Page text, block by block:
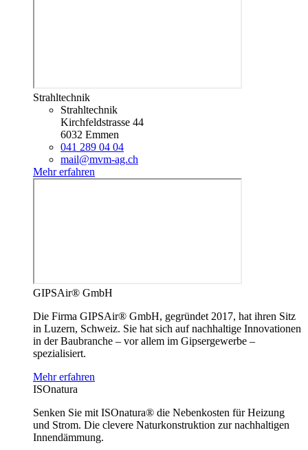
Strahltechnik
Strahltechnik
Kirchfeldstrasse 44
6032 Emmen
041 289 04 04
mail@mvm-ag.ch
Mehr erfahren
GIPSAir® GmbH
Die Firma GIPSAir® GmbH, gegründet 2017, hat ihren Sitz
in Luzern, Schweiz. Sie hat sich auf nachhaltige Innovationen
in der Baubranche – vor allem im Gipsergewerbe –
spezialisiert.
Mehr erfahren
ISOnatura
Senken Sie mit ISOnatura® die Nebenkosten für Heizung
und Strom. Die clevere Naturkonstruktion zur nachhaltigen
Innendämmung.